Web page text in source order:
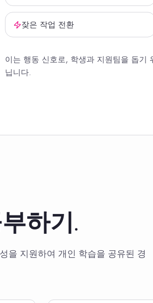
잦은 작업 전환
이는 행동 신호로, 학생과 지원팀을 돕기
닙니다.
하기.
을 지원하여 개인 학습을 공유된 경